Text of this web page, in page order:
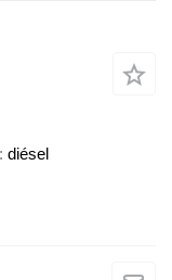
diésel